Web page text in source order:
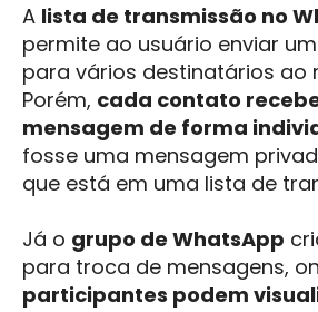
A lista de transmissão no
permite ao usuário enviar
para vários destinatários ao
Porém, cada contato
mensagem de forma
fosse uma mensagem
que está em uma lista de
Já o grupo de WhatsApp
para troca de mensagens,
participantes podem